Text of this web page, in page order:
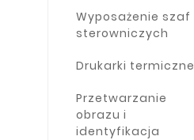
Wyposażenie szaf
sterowniczych
Drukarki termiczne
Przetwarzanie
obrazu i
identyfikacja